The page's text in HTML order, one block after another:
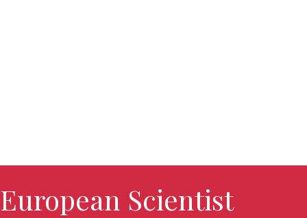
European Scientist